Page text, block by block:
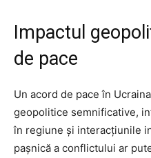
Impactul
de pace
Un acord de pace în
geopolitice semnificative,
în regiune și interacțiunile
pașnică a conflictului ar